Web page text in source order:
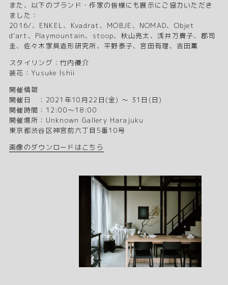
また、以下のブランド・作家の皆様にも展示にご協力いただき
ました：
2016/、ENKEL、Kvadrat、MOBJE、NOMAD、Objet
d’art、Playmountain、stoop、秋山亮太、浅井万貴子、郡司
圭、佐々木家具造形研究所、平野泰子、宮田有理、吉田薫
スタイリング：竹内優介
装花：Yusuke Ishii
開催情報
開催日 ：2021年10月22日(金) 〜 31日(日)
開催時間：12:00〜18:00
開催場所：Unknown Gallery Harajuku
東京都渋谷区神宮前六丁目5番10号
画像のダウンロードはこちら